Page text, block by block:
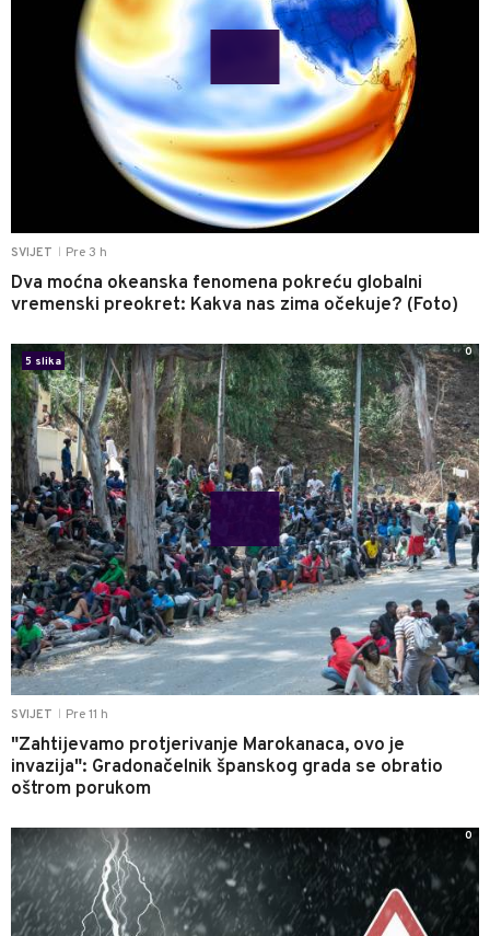
SVIJET Pre 3 h
Dva moćna okeanska fenomena pokreću globalni
vremenski preokret: Kakva nas zima očekuje? (Foto)
SVIJET Pre 11 h
"Zahtijevamo protjerivanje Marokanaca, ovo je
invazija": Gradonačelnik španskog grada se obratio
oštrom porukom
5 slika
0
0